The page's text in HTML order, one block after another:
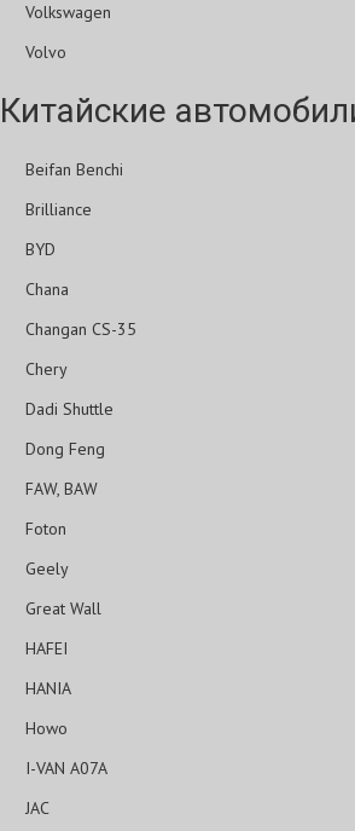
Volkswagen
Volvo
Китайские
Beifan Benchi
Brilliance
BYD
Chana
Changan CS-35
Chery
Dadi Shuttle
Dong Feng
FAW, BAW
Foton
Geely
Great Wall
HAFEI
HANIA
Howo
I-VAN A07A
JAC